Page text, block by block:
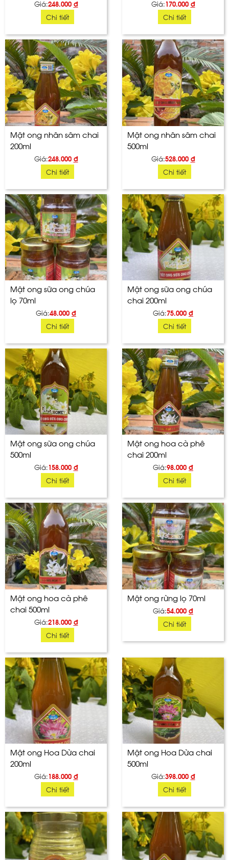
Giá:248.000 đ
Chi tiết
Giá:170.000 đ
Chi tiết
Mật ong nhân sâm chai
200ml
Giá:248.000 đ
Chi tiết
Mật ong nhân sâm chai
500ml
Giá:528.000 đ
Chi tiết
Mật ong sữa ong chúa
lọ 70ml
Giá:48.000 đ
Chi tiết
Mật ong sữa ong chúa
chai 200ml
Giá:75.000 đ
Chi tiết
Mật ong sữa ong chúa
500ml
Giá:158.000 đ
Chi tiết
Mật ong hoa cà phê
chai 200ml
Giá:98.000 đ
Chi tiết
Mật ong hoa cà phê
chai 500ml
Giá:218.000 đ
Chi tiết
Mật ong rừng lọ 70ml
Giá:54.000 đ
Chi tiết
Mật ong Hoa Dừa chai
200ml
Giá:188.000 đ
Chi tiết
Mật ong Hoa Dừa chai
500ml
Giá:398.000 đ
Chi tiết